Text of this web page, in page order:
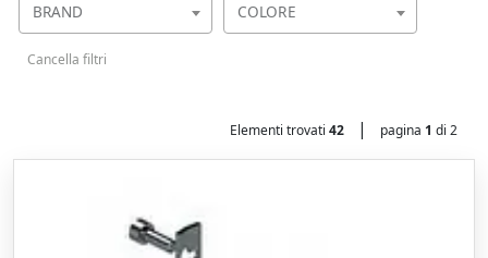
BRAND COLORE
Cancella filtri
Elementi trovati 42 | pagina 1 di 2